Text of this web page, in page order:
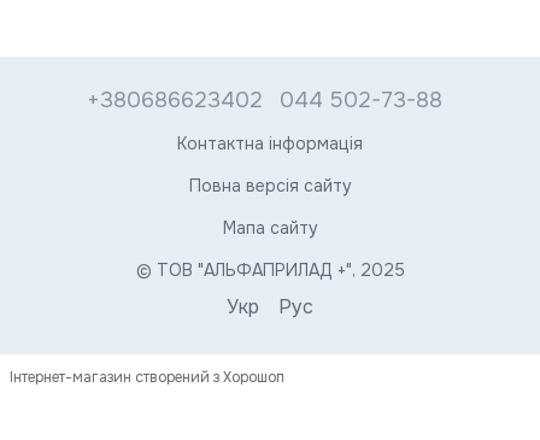
+380686623402 044 502-73-88
Контактна інформація
Повна версія сайту
Мапа сайту
© ТОВ "АЛЬФАПРИЛАД +", 2025
Укр Рус
Інтернет-магазин створений з Хорошоп